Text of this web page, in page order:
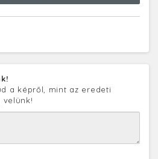
a képről, mint az eredeti
velünk!